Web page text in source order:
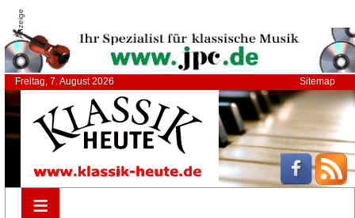
Anzeige
Freitag, 7. August 2026 Sitemap
≡
≡